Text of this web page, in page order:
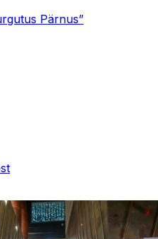
Pärnus”